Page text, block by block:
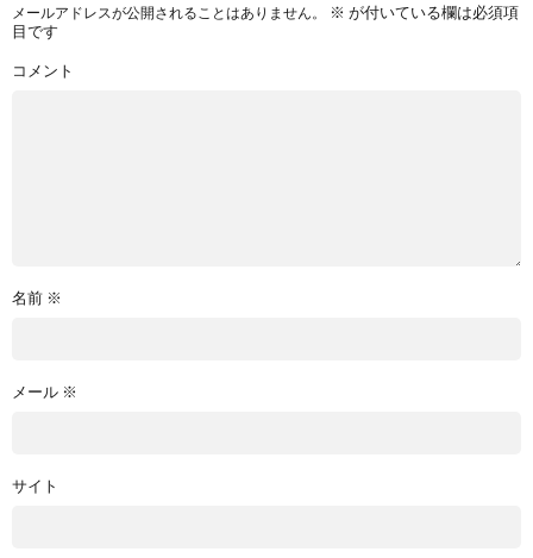
メールアドレスが公開されることはありません。 ※ が付いている欄は必須項
目です
コメント
名前 ※
メール ※
サイト